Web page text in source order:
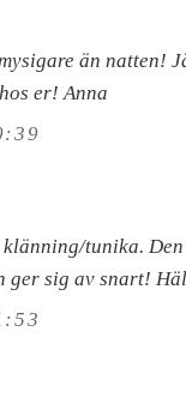
än natten!
er! Anna
tunika.
ger sig av snart!